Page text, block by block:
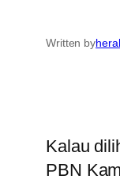
Written by
Kalau
PBN